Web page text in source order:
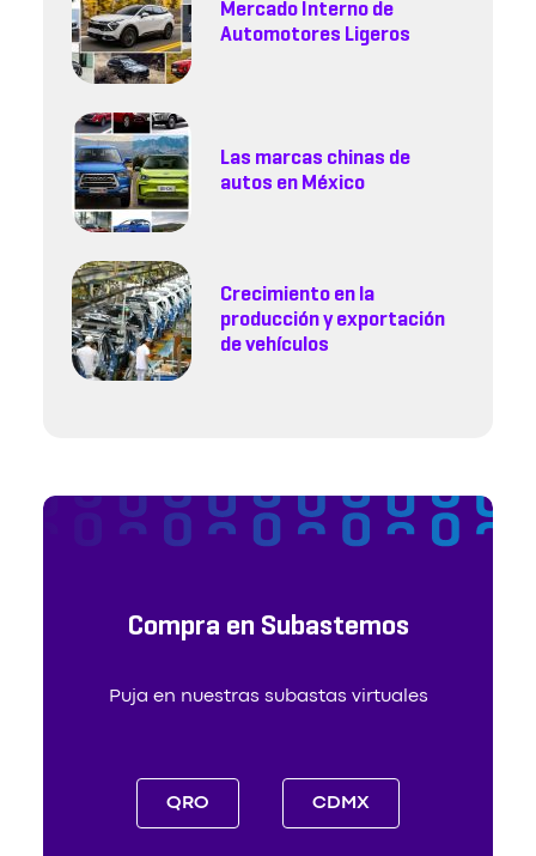
Mercado Interno de
Automotores Ligeros
Las marcas chinas de
autos en México
Crecimiento en la
producción y exportación
de vehículos
Compra en Subastemos
Puja en nuestras subastas virtuales
QRO CDMX